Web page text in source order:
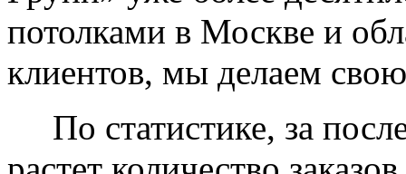
потолками в Москве и
клиентов, мы делаем
По статистике, за